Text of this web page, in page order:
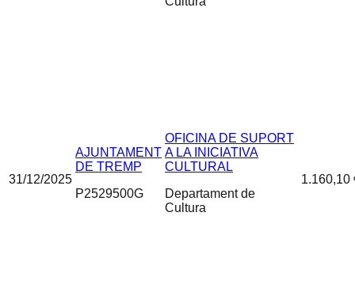
31/12/2025
AJUNTAMENT
DE TREMP
P2529500G
OFICINA DE SUPORT
A LA INICIATIVA
CULTURAL
Departament de
Cultura
1.160,10